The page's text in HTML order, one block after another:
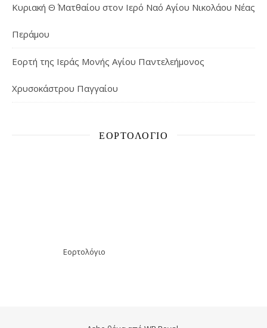
Κυριακή Θ΄ Ματθαίου στον Ιερό Ναό Αγίου Νικολάου Νέας
Περάμου
Εορτή της Ιεράς Μονής Αγίου Παντελεήμονος
Χρυσοκάστρου Παγγαίου
ΕΟΡΤΟΛΌΓΙΟ
Εορτολόγιο